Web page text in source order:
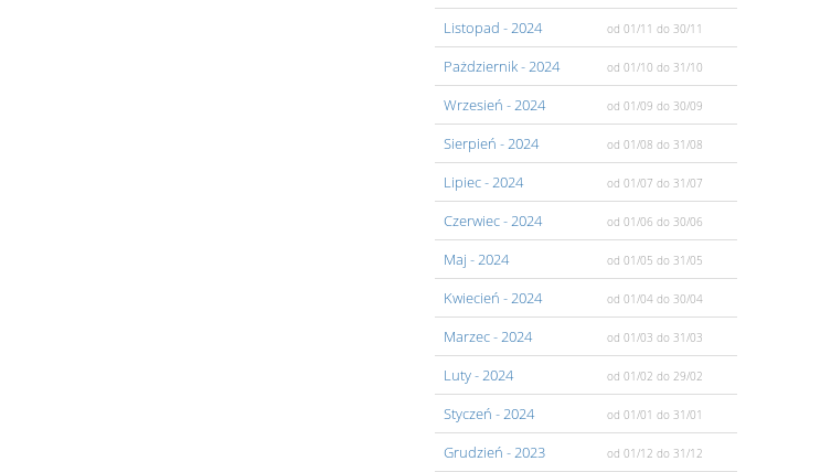
Listopad - 2024 od 01/11 do 30/11
Pażdziernik- 2024 od 01/10 do 31/10
Wrzesień - 2024 od 01/09 do 30/09
Sierpień - 2024 od 01/08 do 31/08
Lipiec- 2024 od 01/07 do 31/07
Czerwiec- 2024 od 01/06 do 30/06
Maj - 2024 od 01/05 do 31/05
Kwiecień - 2024 od 01/04 do 30/04
Marzec- 2024 od 01/03 do 31/03
Luty- 2024 od 01/02 do 29/02
Styczeń - 2024 od 01/01 do 31/01
Grudzień - 2023 od 01/12 do 31/12